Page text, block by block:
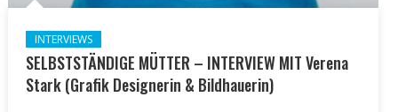
INTERVIEWS
SELBSTSTÄNDIGE MÜTTER – INTERVIEW MIT Verena
Stark (Grafik Designerin & Bildhauerin)